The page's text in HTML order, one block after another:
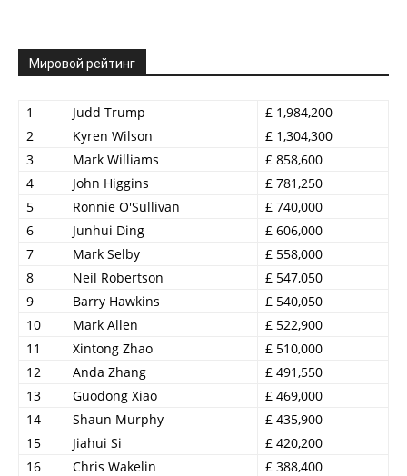
Мировой рейтинг
1 Judd Trump
£ 1,984,200
2
Kyren Wilson
£ 1,304,300
3
Mark Williams
£ 858,600
4
John Higgins
£ 781,250
5
Ronnie O'Sullivan
£ 740,000
6
Junhui Ding
£ 606,000
7
Mark Selby
£ 558,000
8
Neil Robertson
£ 547,050
9
Barry Hawkins
£ 540,050
10
Mark Allen
£ 522,900
11
Xintong Zhao
£ 510,000
12
Anda Zhang
£ 491,550
13
Guodong Xiao
£ 469,000
14
Shaun Murphy
£ 435,900
15
Jiahui Si
£ 420,200
16
Chris Wakelin £ 388,400